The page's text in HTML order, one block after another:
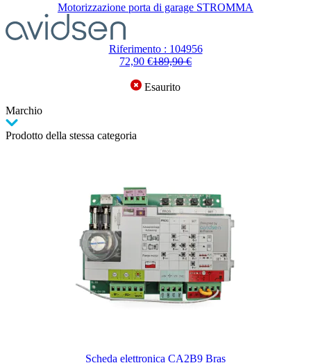
Motorizzazione porta di garage STROMMA
Riferimento : 104956
72,90 €189,90 €
Esaurito
Marchio
Prodotto della stessa categoria
Scheda elettronica CA2B9 Bras